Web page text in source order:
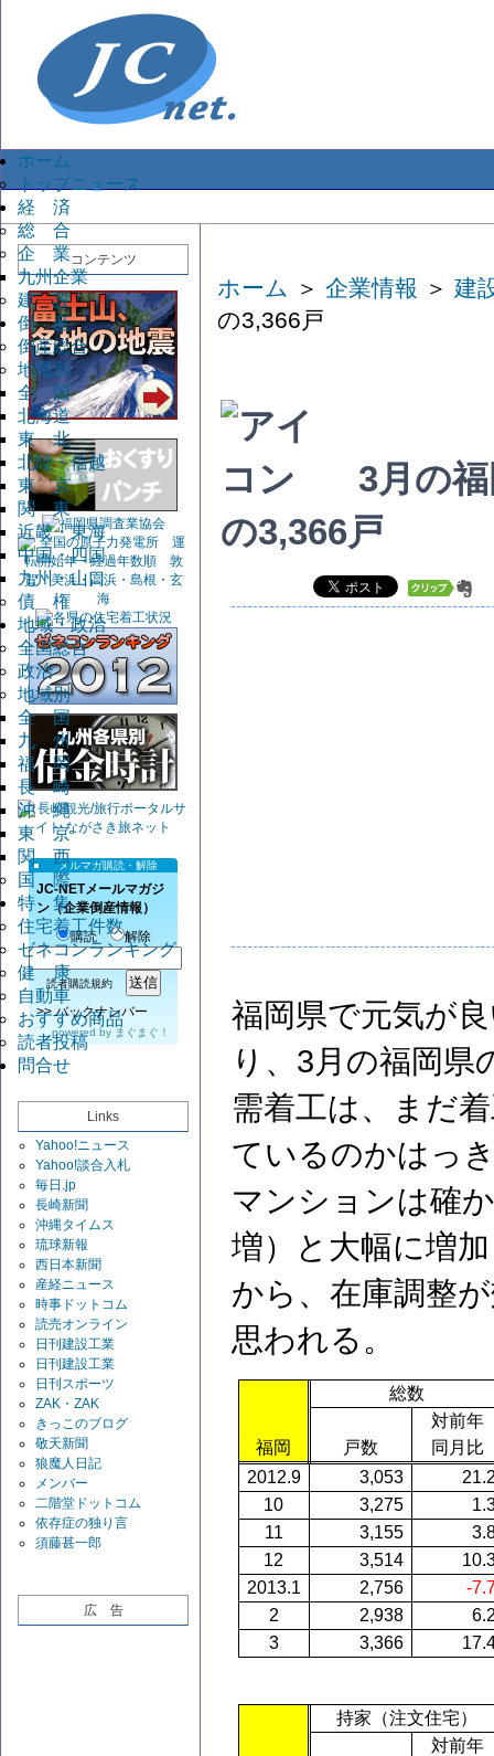
ホーム
トップニュース
経 済
総 合
企 業
九州企業
建 設
倒 産
倒産総合
地域別
全 国
北海道
東 北
北陸・信越
東 京
関 東
近畿・東海
中国・四国
九州・山口
債 権
地域・政治
全国総合
政治
地域別
全 国
九 州
福 岡
長 崎
沖 縄
東 京
関 西
国 際
特 集
住宅着工件数
ゼネコンランキング
健 康
自動車
おすすめ商品
読者投稿
問合せ
コンテンツ
メルマガ購読・解除
JC-NETメールマガジ
ン（企業倒産情報）
購読
解除
読者購読規約
>> バックナンバー
powered by まぐまぐ！
Links
Yahoo!ニュース
Yahoo!談合入札
毎日.jp
長崎新聞
沖縄タイムス
琉球新報
西日本新聞
産経ニュース
時事ドットコム
読売オンライン
日刊建設工業
日刊建設工業
日刊スポーツ
ZAK・ZAK
きっこのブログ
敬天新聞
狼魔人日記
メンバー
二階堂ドットコム
依存症の独り言
須藤甚一郎
広 告
ホーム ＞ 企業情報 ＞ 建
の3,366戸
3月の
の3,366戸
福岡県で元気が
り、3月の福岡県
需着工は、まだ
ているのかはっ
マンションは確
増）と大幅に増
から、在庫調整
思われる。
福岡
総数
対前年
戸数
同月比
2012.9
3,053
10
3,275
11
3,155
12
3,514
2013.1
2,756
-
2
2,938
3
3,366
持家（注文住宅）
対前年